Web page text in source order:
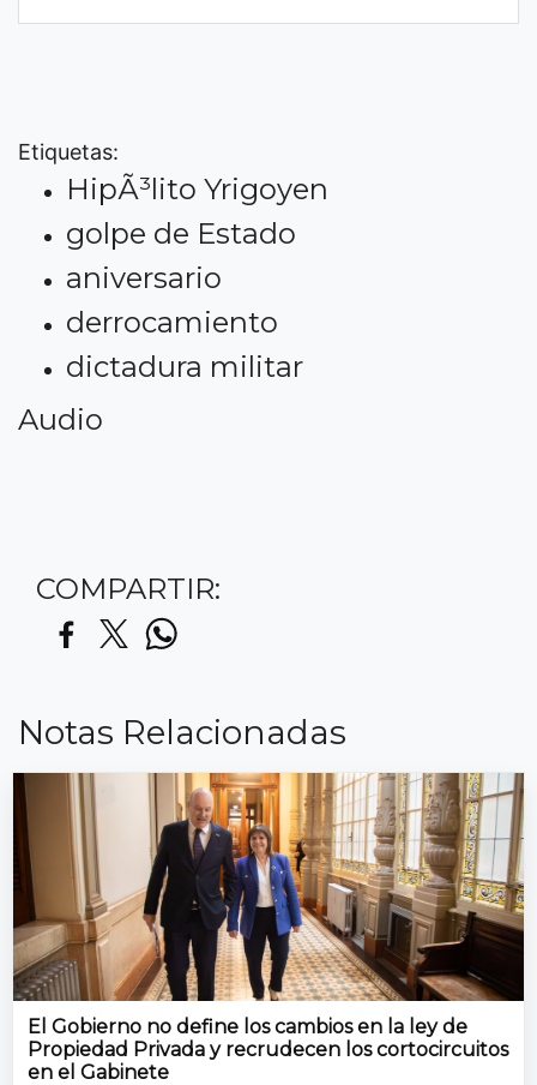
Etiquetas:
HipÃ³lito Yrigoyen
golpe de Estado
aniversario
derrocamiento
dictadura militar
Audio
COMPARTIR:
Notas Relacionadas
El Gobierno no define los cambios en la ley de
Propiedad Privada y recrudecen los cortocircuitos
en el Gabinete